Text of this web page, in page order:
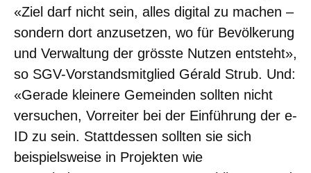
«Ziel darf nicht sein, alles digital zu machen –
sondern dort anzusetzen, wo für Bevölkerung
und Verwaltung der grösste Nutzen entsteht»,
so SGV-Vorstandsmitglied Gérald Strub. Und:
«Gerade kleinere Gemeinden sollten nicht
versuchen, Vorreiter bei der Einführung der e-
ID zu sein. Stattdessen sollten sie sich
beispielsweise in Projekten wie